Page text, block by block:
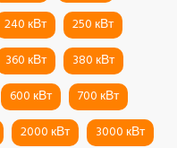
240 кВт
250 кВт
360 кВт
380 кВт
600 кВт
700 кВт
2000 кВт 3000 кВт